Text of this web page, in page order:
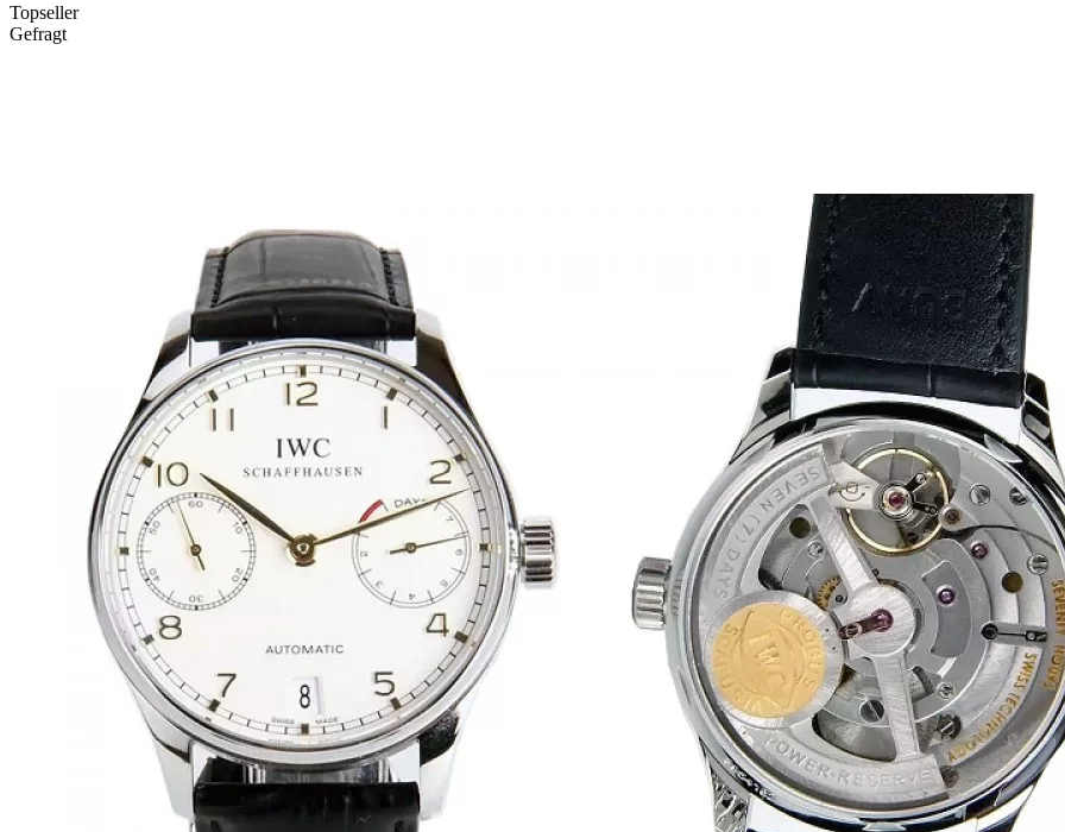
Topseller
Gefragt